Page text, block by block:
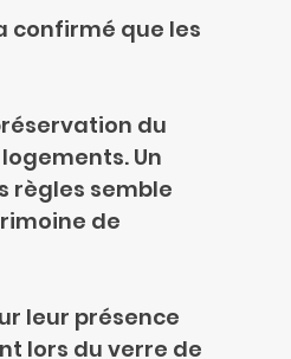
a confirmé que les
du
Un
règles semble
de
leur présence
lors du verre de